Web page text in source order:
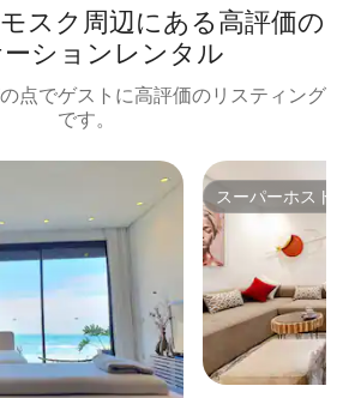
スク⁠周⁠辺⁠に⁠あ⁠る高⁠評⁠価⁠の
シ⁠ョ⁠ン⁠レ⁠ン⁠タ⁠ル
点でゲストに高評価のリスティング
です。
スーパーホスト
スーパーホスト